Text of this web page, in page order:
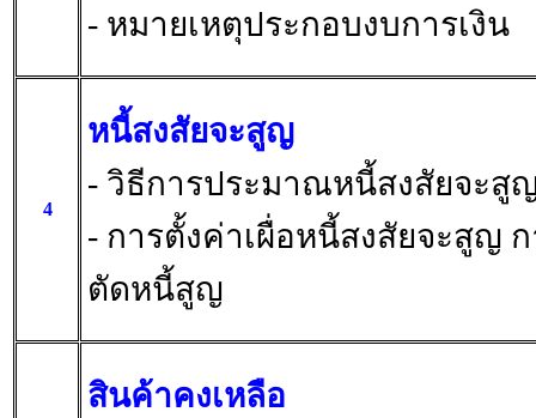
- หมายเหตุประกอบงบการเงิน
4
หนี้สงสัยจะสูญ
- วิธีการประมาณหนี้สงสัยจะสู
- การตั้งค่าเผื่อหนี้สงสัยจะสูญ
ตัดหนี้สูญ
สินค้าคงเหลือ